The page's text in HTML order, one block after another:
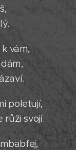
vám,
poletují,
růži svojí.